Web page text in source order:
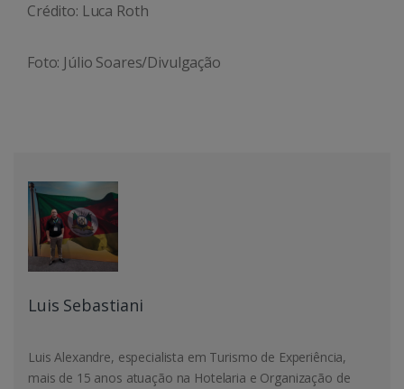
Crédito: Luca Roth
Foto: Júlio Soares/Divulgação
Luis Sebastiani
Luis Alexandre, especialista em Turismo de Experiência,
mais de 15 anos atuação na Hotelaria e Organização de